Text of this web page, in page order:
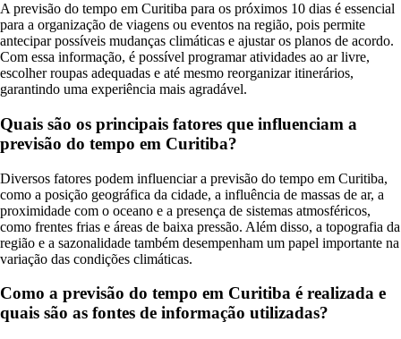
A previsão do tempo em Curitiba para os próximos 10 dias é essencial
para a organização de viagens ou eventos na região, pois permite
antecipar possíveis mudanças climáticas e ajustar os planos de acordo.
Com essa informação, é possível programar atividades ao ar livre,
escolher roupas adequadas e até mesmo reorganizar itinerários,
garantindo uma experiência mais agradável.
Quais são os principais fatores que influenciam a
previsão do tempo em Curitiba?
Diversos fatores podem influenciar a previsão do tempo em Curitiba,
como a posição geográfica da cidade, a influência de massas de ar, a
proximidade com o oceano e a presença de sistemas atmosféricos,
como frentes frias e áreas de baixa pressão. Além disso, a topografia da
região e a sazonalidade também desempenham um papel importante na
variação das condições climáticas.
Como a previsão do tempo em Curitiba é realizada e
quais são as fontes de informação utilizadas?